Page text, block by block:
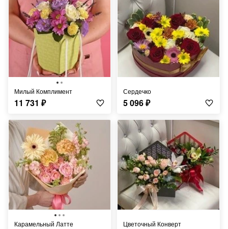
Милый Комплимент
11 731 ₽
Сердечко
5 096₽
Карамельный Латте Цветочный Конверт